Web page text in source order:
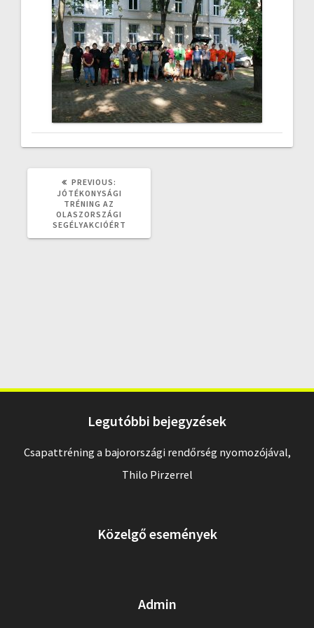
PREVIOUS:
POST:
JÓTÉKONYSÁGI
TRÉNING AZ
OLASZORSZÁGI
SEGÉLYAKCIÓÉRT
Legutóbbi bejegyzések
Csapattréning a bajorországi rendőrség nyomozójával,
Thilo Pirzerrel
Közelgő események
Admin